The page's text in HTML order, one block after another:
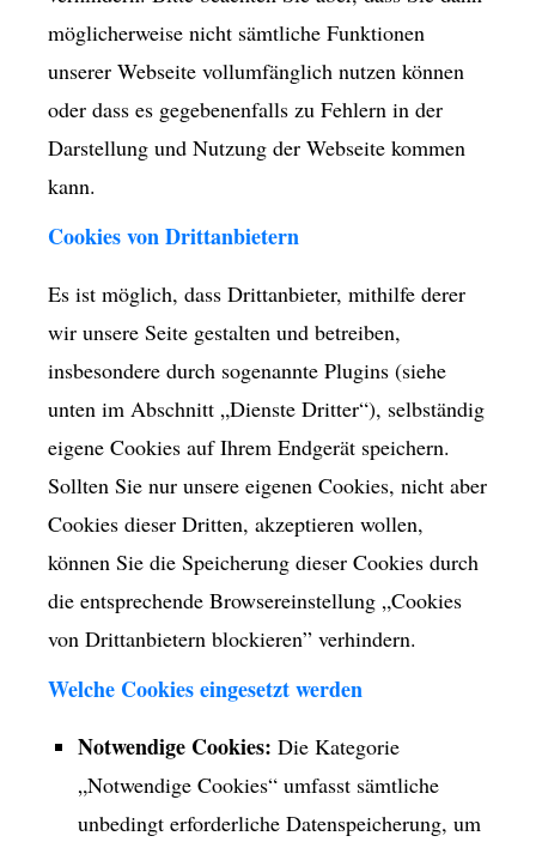
möglicherweise nicht sämtliche Funktionen
unserer Webseite vollumfänglich nutzen können
oder dass es gegebenenfalls zu Fehlern in der
Darstellung und Nutzung der Webseite kommen
kann.
Cookies von Drittanbietern
Es ist möglich, dass Drittanbieter, mithilfe derer
wir unsere Seite gestalten und betreiben,
insbesondere durch sogenannte Plugins (siehe
unten im Abschnitt „Dienste Dritter“), selbständig
eigene Cookies auf Ihrem Endgerät speichern.
Sollten Sie nur unsere eigenen Cookies, nicht aber
Cookies dieser Dritten, akzeptieren wollen,
können Sie die Speicherung dieser Cookies durch
die entsprechende Browsereinstellung „Cookies
von Drittanbietern blockieren” verhindern.
Welche Cookies eingesetzt werden
Notwendige Cookies: Die Kategorie
„Notwendige Cookies“ umfasst sämtliche
unbedingt erforderliche Datenspeicherung, um